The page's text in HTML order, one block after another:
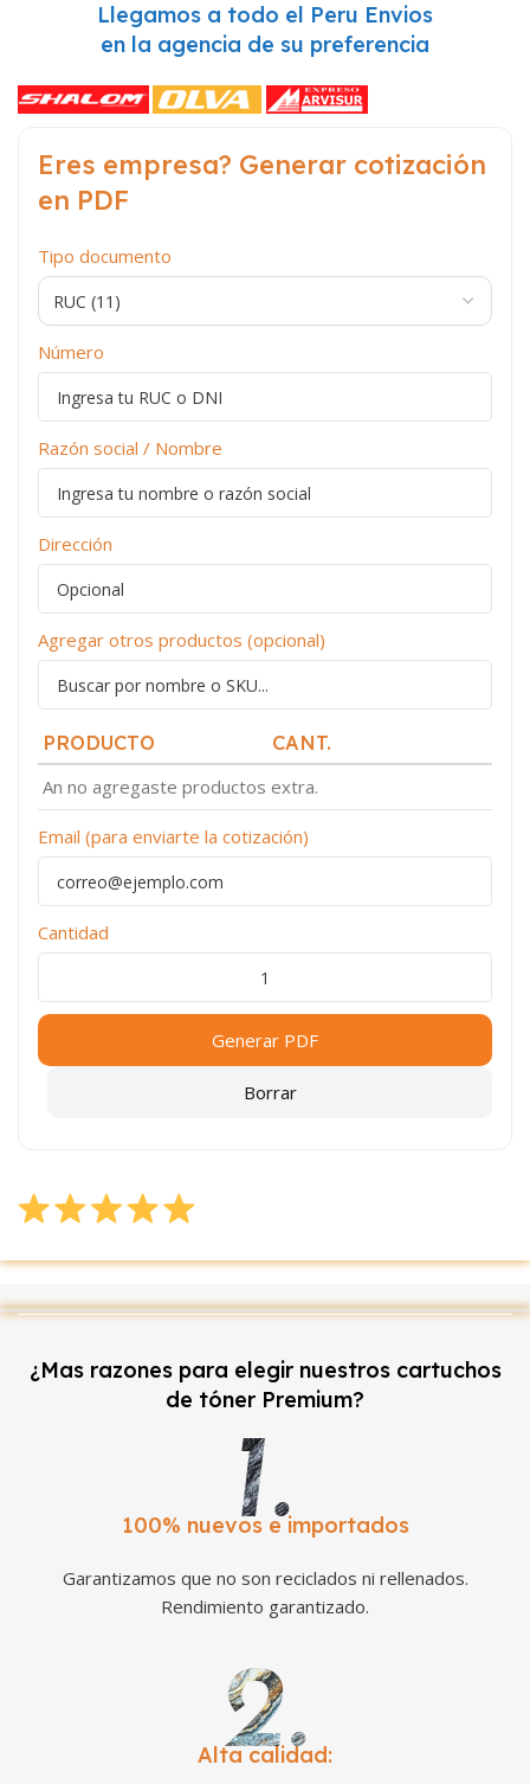
Llegamos a todo el Peru Envios
en la agencia de su preferencia
Eres empresa? Generar cotización
en PDF
Tipo documento
Número
Razón social / Nombre
Dirección
Agregar otros productos (opcional)
PRODUCTO CANT.
An no agregaste productos extra.
Email (para enviarte la cotización)
Cantidad
Generar PDF
Borrar
¿Mas razones para elegir nuestros cartuchos
de tóner Premium?
100% nuevos e importados
Garantizamos que no son reciclados ni rellenados.
Rendimiento garantizado.
Alta calidad: